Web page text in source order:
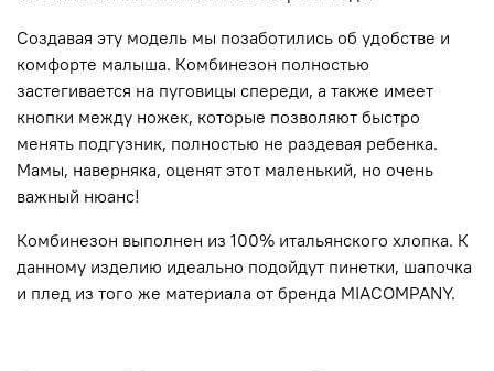
Создавая эту модель мы позаботились об удобстве и
комфорте малыша. Комбинезон полностью
застегивается на пуговицы спереди, а также имеет
кнопки между ножек, которые позволяют быстро
менять подгузник, полностью не раздевая ребенка.
Мамы, наверняка, оценят этот маленький, но очень
важный нюанс!
Комбинезон выполнен из 100% итальянского хлопка. К
данному изделию идеально подойдут пинетки, шапочка
и плед из того же материала от бренда MIACOMPANY.